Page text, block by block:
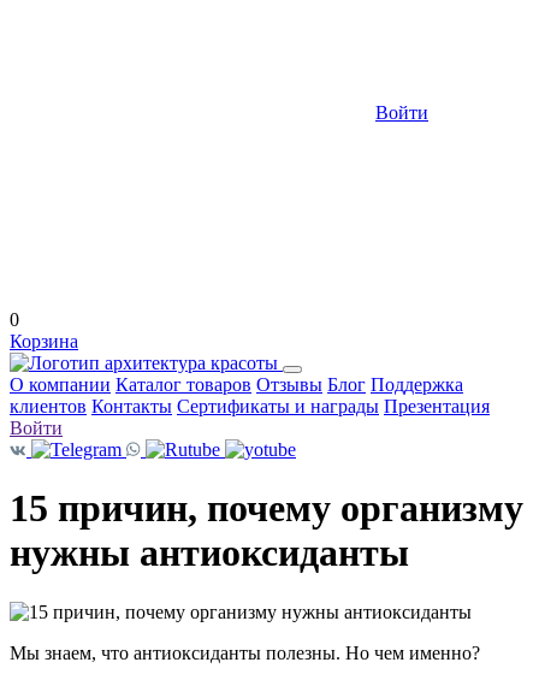
Войти
0
Корзина
О компании Каталог товаров Отзывы Блог Поддержка
клиентов Контакты Сертификаты и награды Презентация
Войти
15 причин, почему организму
нужны антиоксиданты
Мы знаем, что антиоксиданты полезны. Но чем именно?